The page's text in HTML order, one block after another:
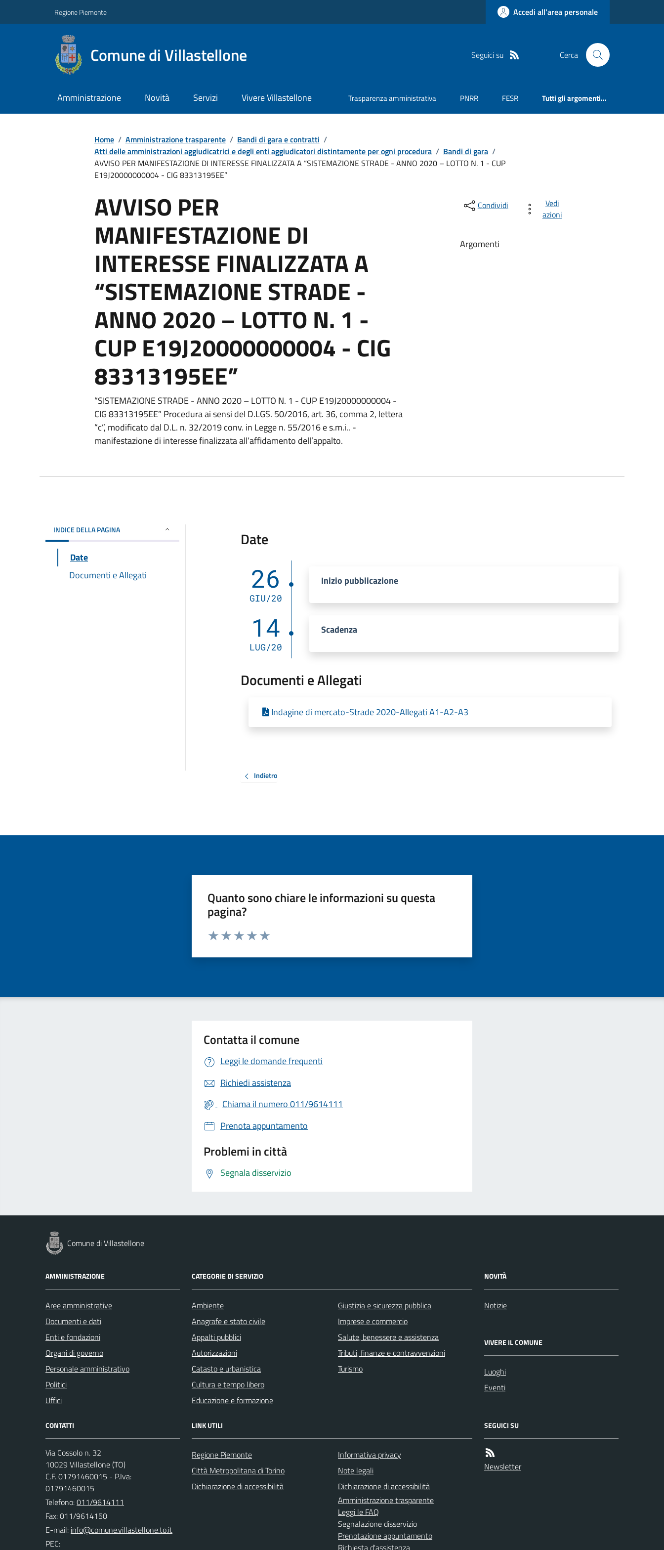
Regione Piemonte Accedi all'area personale
Comune di Villastellone Seguici su Cerca
Amministrazione Novità Servizi Vivere Villastellone Trasparenza amministrativa PNRR FESR Tutti gli argomenti...
Home / Amministrazione trasparente / Bandi di gara e contratti /
Atti delle amministrazioni aggiudicatrici e degli enti aggiudicatori distintamente per ogni procedura / Bandi di gara /
AVVISO PER MANIFESTAZIONE DI INTERESSE FINALIZZATA A “SISTEMAZIONE STRADE - ANNO 2020 – LOTTO N. 1 - CUP
E19J20000000004 - CIG 83313195EE”
AVVISO PER
MANIFESTAZIONE DI
INTERESSE FINALIZZATA A
“SISTEMAZIONE STRADE -
ANNO 2020 – LOTTO N. 1 -
CUP E19J20000000004 - CIG
83313195EE”
“SISTEMAZIONE STRADE - ANNO 2020 – LOTTO N. 1 - CUP E19J20000000004 -
CIG 83313195EE” Procedura ai sensi del D.LGS. 50/2016, art. 36, comma 2, lettera
“c”, modificato dal D.L. n. 32/2019 conv. in Legge n. 55/2016 e s.m.i.. -
manifestazione di interesse finalizzata all’affidamento dell’appalto.
Condividi
Vedi
azioni
Argomenti
INDICE DELLA PAGINA
Date
Documenti e Allegati
Date
26
GIU/20
Inizio pubblicazione
14
LUG/20
Scadenza
Documenti e Allegati
Indagine di mercato-Strade 2020-Allegati A1-A2-A3
Indietro
Quanto sono chiare le informazioni su questa
pagina?
Valuta da 1 a 5 stelle la pagina
Contatta il comune
Leggi le domande frequenti
Richiedi assistenza
Chiama il numero 011/9614111
Prenota appuntamento
Problemi in città
Segnala disservizio
Comune di Villastellone
AMMINISTRAZIONE
Aree amministrative
Documenti e dati
Enti e fondazioni
Organi di governo
Personale amministrativo
Politici
Uffici
CATEGORIE DI SERVIZIO
Ambiente
Anagrafe e stato civile
Appalti pubblici
Autorizzazioni
Catasto e urbanistica
Cultura e tempo libero
Educazione e formazione
Giustizia e sicurezza pubblica
Imprese e commercio
Salute, benessere e assistenza
Tributi, finanze e contravvenzioni
Turismo
NOVITÀ
Notizie
VIVERE IL COMUNE
Luoghi
Eventi
CONTATTI
Via Cossolo n. 32
10029 Villastellone (TO)
C.F. 01791460015 - P.Iva:
01791460015
Telefono:011/9614111
Fax: 011/9614150
E-mail:
PEC:
LINK UTILI
Regione Piemonte
Città Metropolitana di Torino
Dichiarazione di accessibilità
Informativa privacy
Note legali
Dichiarazione di accessibilità
Amministrazione trasparente
Leggi le FAQ
Segnalazione disservizio
Prenotazione appuntamento
Richiesta d'assistenza
SEGUICI SU
Newsletter